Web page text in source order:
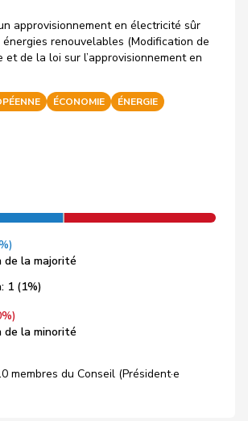
approvisionnement en électricité sûr
renouvelables (Modification de
et de la loi sur l’approvisionnement en
ÉCONOMIE ÉNERGIE
de la majorité
1 (1%)
de la minorité
membres du Conseil (Président·e